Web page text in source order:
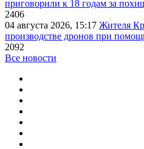
приговорили к 18 годам за
2406
04 августа 2026, 15:17 Жителя
производстве дронов при
2092
Все новости